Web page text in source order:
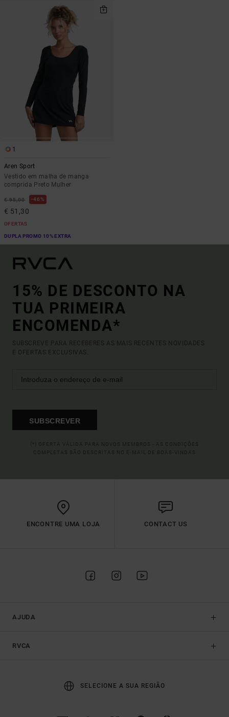
1
Aren Sport
Vestido em malha de manga
comprida Preto Mulher
€ 95,00 46%
€ 51,30
OFERTAS
DUPLA PROMO 10% EXTRA
15% DE DESCONTO NA
TUA PRIMEIRA
ENCOMENDA*
SUBSCREVE PARA RECEBERES AS MAIS RECENTES NOVIDADES
E OFERTAS EXCLUSIVAS.
SUBSCREVER
ENCONTRE UMA LOJA CONTACT US
AJUDA
RVCA
SELECIONE A SUA REGIÃO